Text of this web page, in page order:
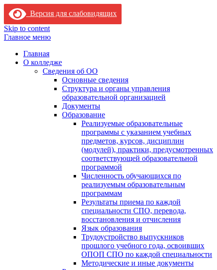
Версия для слабовидящих
Skip to content
Главное меню
Главная
О колледже
Сведения об ОО
Основные сведения
Структура и органы управления
образовательной организацией
Документы
Образование
Реализуемые образовательные
программы с указанием учебных
предметов, курсов, дисциплин
(модулей), практики, предусмотренных
соответствующей образовательной
программой
Численность обучающихся по
реализуемым образовательным
программам
Результаты приема по каждой
специальности СПО, перевода,
восстановления и отчисления
Язык образования
Трудоустройство выпускников
прошлого учебного года, освоивших
ОПОП СПО по каждой специальности
Методические и иные документы